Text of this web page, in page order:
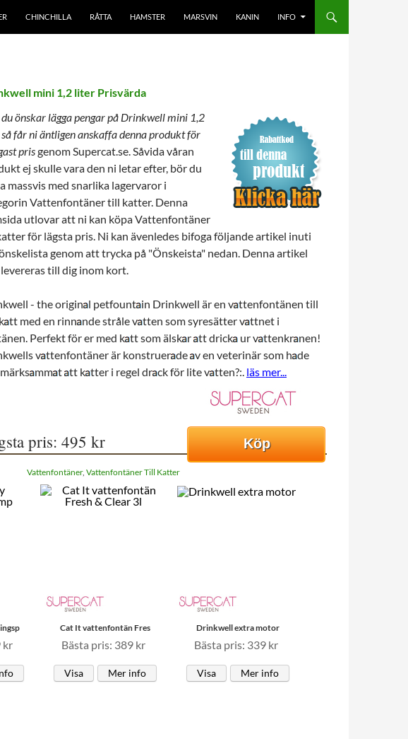
CHINCHILLA RÅTTA HAMSTER MARSVIN KANIN INFO
mini 1,2 liter Prisvärda
önskar lägga pengar på Drinkwell mini 1,2
så får ni äntligen anskaffa denna produkt för
prisgenom Supercat.se. Såvida våran
ej skulle vara den ni letar efter, bör du
massvis med snarlika lagervaror i
Vattenfontäner till katter. Denna
utlovar att ni kan köpa Vattenfontäner
för lägsta pris. Ni kan ävenledes bifoga följande artikel inuti
genom att trycka på "Önskeista" nedan. Denna artikel
till dig inom kort.
- the origin l petfount in Drinkwell är en v ttenfontänen till
tt med en rinn nde stråle v tten som syresätter v ttnet i
Perfekt för er med k tt som älsk r tt drick ur v ttenkr nen!
v ttenfontäner är konstruer de v en veterinär som h de
mm t tt k tter i regel dr ck för lite v tten?:. läs mer...
pris: 495 kr Köp
Vattenfontäner,Vattenfontäner Till Katter
kr
Cat It vattenfontän Fres
Bästa pris: 389 kr
Visa Mer info
Drinkwell extra motor
Bästa pris: 339 kr
Visa Mer info